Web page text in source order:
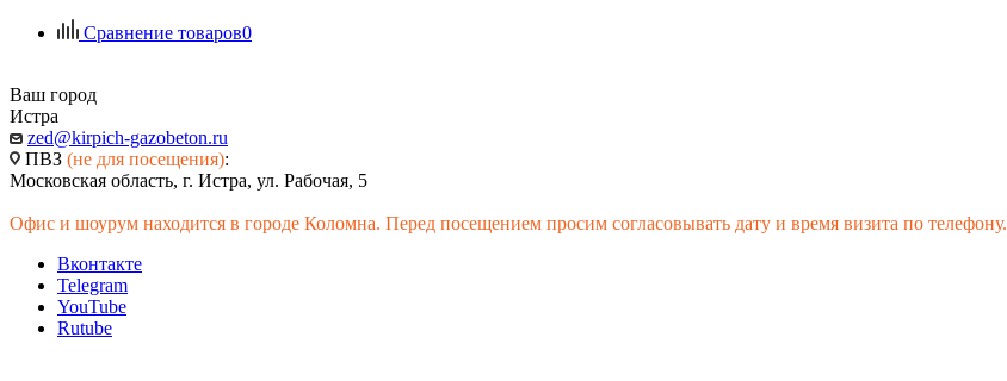
Сравнение товаров0
Ваш город
Истра
zed@kirpich-gazobeton.ru
ПВЗ (не для посещения):
Московская область, г. Истра, ул. Рабочая, 5
Офис и шоурум находится в городе Коломна. Перед посещением просим согласовывать дату и время визита по телефону.
Вконтакте
Telegram
YouTube
Rutube